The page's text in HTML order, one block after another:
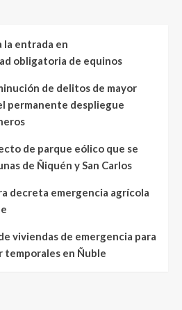
la entrada en
obligatoria de equinos
de delitos de mayor
permanente despliegue
de parque eólico que se
de Ñiquén y San Carlos
decreta emergencia agrícola
viviendas de emergencia para
temporales en Ñuble